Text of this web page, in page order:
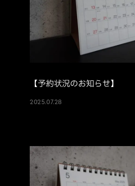
【予約状況のお知らせ】
2025.07.28